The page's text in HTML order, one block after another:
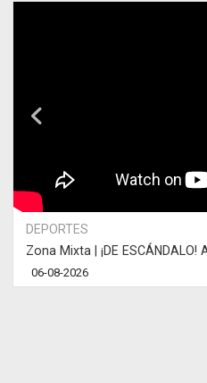
DEPORTES
Zona Mixta | ¡DE ESCÁNDALO!
06-08-2026